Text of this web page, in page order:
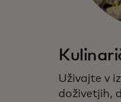
Uživajte v
doživetjih,